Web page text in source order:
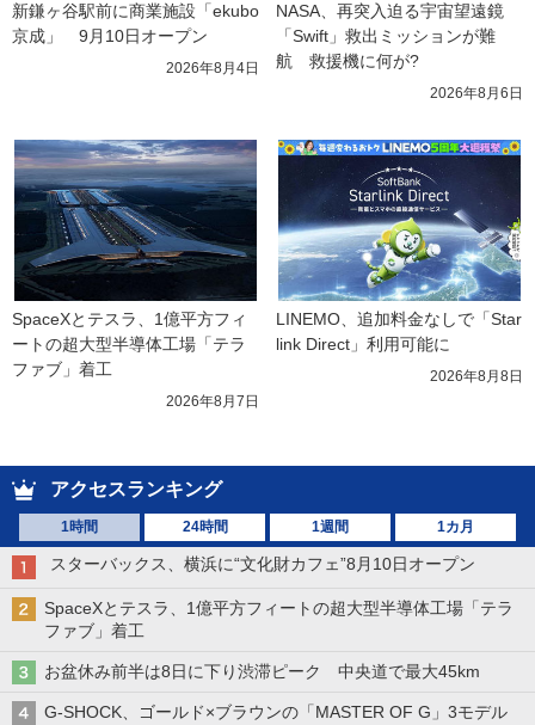
新鎌ヶ谷駅前に商業施設「ekubo
京成」　9月10日オープン
2026年8月4日
NASA、再突入迫る宇宙望遠鏡
「Swift」救出ミッションが難
航　救援機に何が?
2026年8月6日
SpaceXとテスラ、1億平方フィ
ートの超大型半導体工場「テラ
ファブ」着工
2026年8月7日
LINEMO、追加料金なしで「Star
link Direct」利用可能に
2026年8月8日
アクセスランキング
1時間 24時間 1週間 1カ月
スターバックス、横浜に“文化財カフェ”8月10日オープン
SpaceXとテスラ、1億平方フィートの超大型半導体工場「テラ
ファブ」着工
お盆休み前半は8日に下り渋滞ピーク 中央道で最大45km
G-SHOCK、ゴールド×ブラウンの「MASTER OF G」3モデル